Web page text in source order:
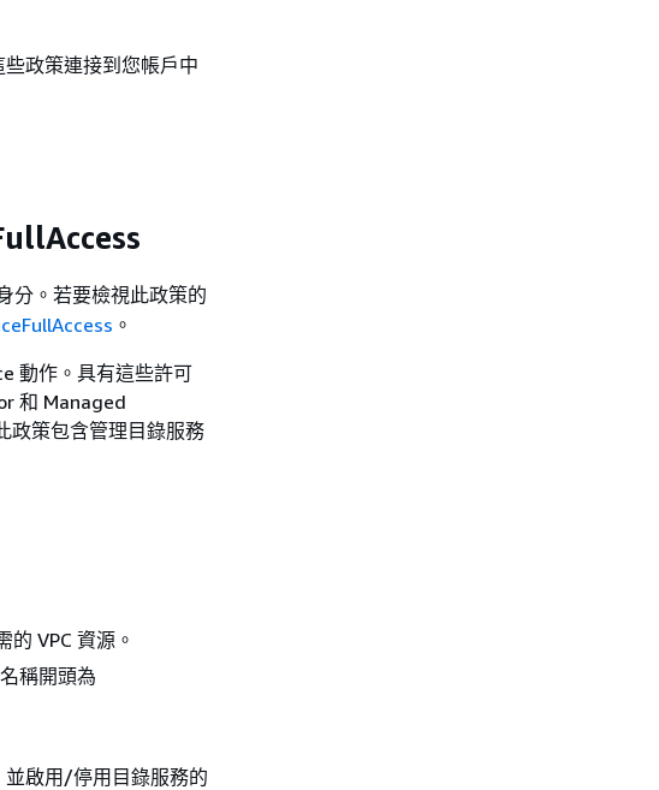
政策連接到您帳戶中
分。若要檢視此政策的
。
動作。具有這些許可
和 Managed
政策包含管理目錄服務
VPC 資源。
稱開頭為
啟用/停用目錄服務的